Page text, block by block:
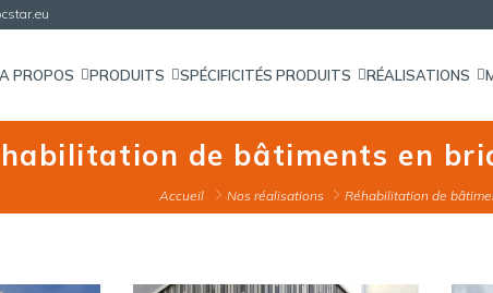
A PROPOS PRODUITS SPÉCIFICITÉS PRODUITS RÉALISATIONS
de bâtiments en
Accueil Nos réalisations Réhabilitation de